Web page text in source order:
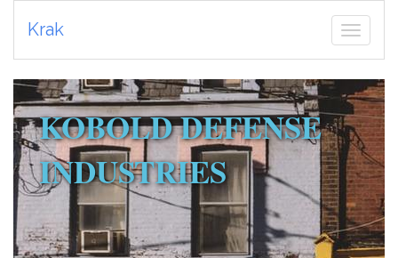
Krak
KOBOLD DEFENSE
INDUSTRIES